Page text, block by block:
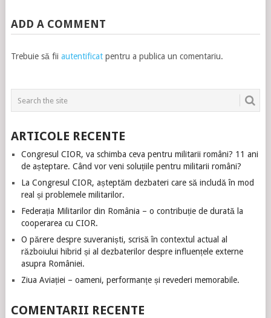
ADD A COMMENT
Trebuie să fii autentificatpentru a publica un comentariu.
ARTICOLE RECENTE
Congresul CIOR, va schimba ceva pentru militarii români? 11 ani
de așteptare. Când vor veni soluțiile pentru militarii români?
La Congresul CIOR, așteptăm dezbateri care să includă în mod
real și problemele militarilor.
Federația Militarilor din România – o contribuție de durată la
cooperarea cu CIOR.
O părere despre suveraniști, scrisă în contextul actual al
războiului hibrid și al dezbaterilor despre influențele externe
asupra României.
Ziua Aviației – oameni, performanțe și revederi memorabile.
COMENTARII RECENTE